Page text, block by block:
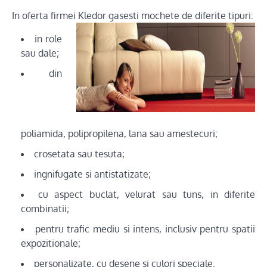
In oferta firmei Kledor gasesti mochete de diferite tipuri:
in role
sau dale;
din
poliamida, polipropilena, lana sau amestecuri;
crosetata sau tesuta;
ingnifugate si antistatizate;
cu aspect buclat, velurat sau tuns, in diferite
combinatii;
pentru trafic mediu si intens, inclusiv pentru spatii
expozitionale;
personalizate, cu desene si culori speciale.